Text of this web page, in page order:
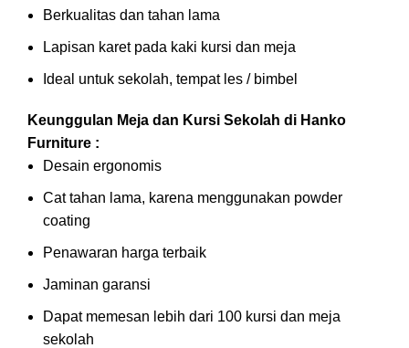
Berkualitas dan tahan lama
Lapisan karet pada kaki kursi dan meja
Ideal untuk sekolah, tempat les / bimbel
Keunggulan Meja dan Kursi Sekolah di Hanko
Furniture :
Desain ergonomis
Cat tahan lama, karena menggunakan powder
coating
Penawaran harga terbaik
Jaminan garansi
Dapat memesan lebih dari 100 kursi dan meja
sekolah